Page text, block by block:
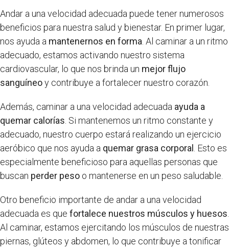
Andar a una velocidad adecuada puede tener numerosos
beneficios para nuestra salud y bienestar. En primer lugar,
nos ayuda a mantenernos en forma . Al caminar a un ritmo
adecuado, estamos activando nuestro sistema
cardiovascular, lo que nos brinda un mejor flujo
sanguíneoy contribuye a fortalecer nuestro corazón.
Además, caminar a una velocidad adecuada ayuda a
quemar calorías . Si mantenemos un ritmo constante y
adecuado, nuestro cuerpo estará realizando un ejercicio
aeróbico que nos ayuda a quemar grasa corporal
. Esto es
especialmente beneficioso para aquellas personas que
buscan perder peso o mantenerse en un peso saludable.
Otro beneficio importante de andar a una velocidad
adecuada es que fortalece nuestros músculos y huesos
Al caminar, estamos ejercitando los músculos de nuestras
piernas, glúteos y abdomen, lo que contribuye a tonificar